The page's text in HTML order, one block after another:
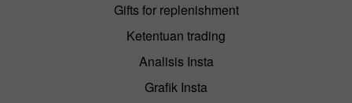
Gifts for replenishment
Ketentuan trading
Analisis Insta
Grafik Insta